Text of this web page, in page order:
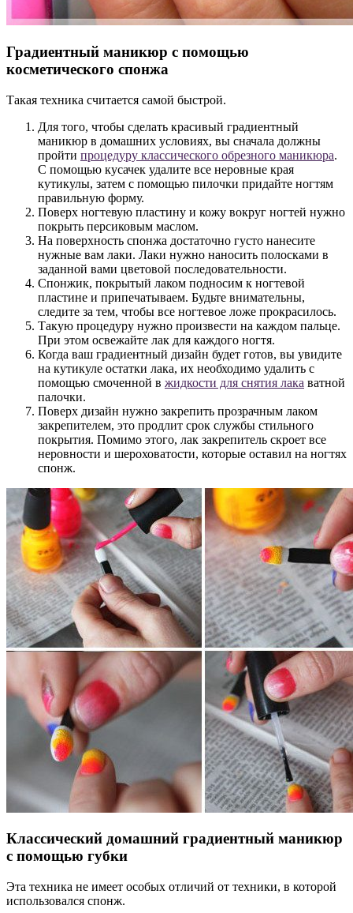
Градиентный маникюр с помощью
косметического спонжа
Такая техника считается самой быстрой.
Для того, чтобы сделать красивый градиентный
маникюр в домашних условиях, вы сначала должны
пройти процедуру классического обрезного маникюра.
С помощью кусачек удалите все неровные края
кутикулы, затем с помощью пилочки придайте ногтям
правильную форму.
Поверх ногтевую пластину и кожу вокруг ногтей нужно
покрыть персиковым маслом.
На поверхность спонжа достаточно густо нанесите
нужные вам лаки. Лаки нужно наносить полосками в
заданной вами цветовой последовательности.
Спонжик, покрытый лаком подносим к ногтевой
пластине и припечатываем. Будьте внимательны,
следите за тем, чтобы все ногтевое ложе прокрасилось.
Такую процедуру нужно произвести на каждом пальце.
При этом освежайте лак для каждого ногтя.
Когда ваш градиентный дизайн будет готов, вы увидите
на кутикуле остатки лака, их необходимо удалить с
помощью смоченной в жидкости для снятия лака ватной
палочки.
Поверх дизайн нужно закрепить прозрачным лаком
закрепителем, это продлит срок службы стильного
покрытия. Помимо этого, лак закрепитель скроет все
неровности и шероховатости, которые оставил на ногтях
спонж.
Классический домашний градиентный маникюр
с помощью губки
Эта техника не имеет особых отличий от техники, в которой
использовался спонж.